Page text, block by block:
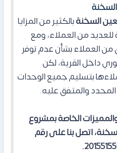
السخنةبالكثير من المزايا
من العملاء، ومع
العملاء بشأن عدم توفر
داخل القرية، لكن
بتسليم جميع الوحدات
والمتفق عليه.
الخاصة بمشروع
اتصل بنا على رقم